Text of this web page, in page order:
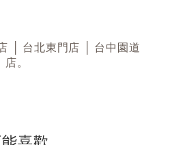
│ 台北東門店 │ 台中園道
店。